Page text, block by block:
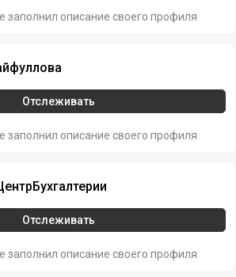
заполнил описание своего профиля
Отслеживать
заполнил описание своего профиля
Отслеживать
заполнил описание своего профиля